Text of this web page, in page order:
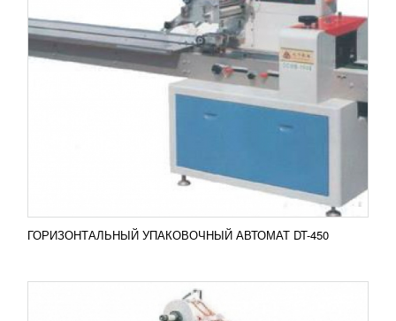
ГОРИЗОНТАЛЬНЫЙ УПАКОВОЧНЫЙ АВТОМАТ DT-450
ГОРИЗОНТАЛЬНАЯ УПАКОВОЧНАЯ
МАШИНА SWIFT
1 051 601RUB
Горизонтальная упаковочная машина SWIFT,
производитель Италия, используется для
формирования упаковок закрытого типа